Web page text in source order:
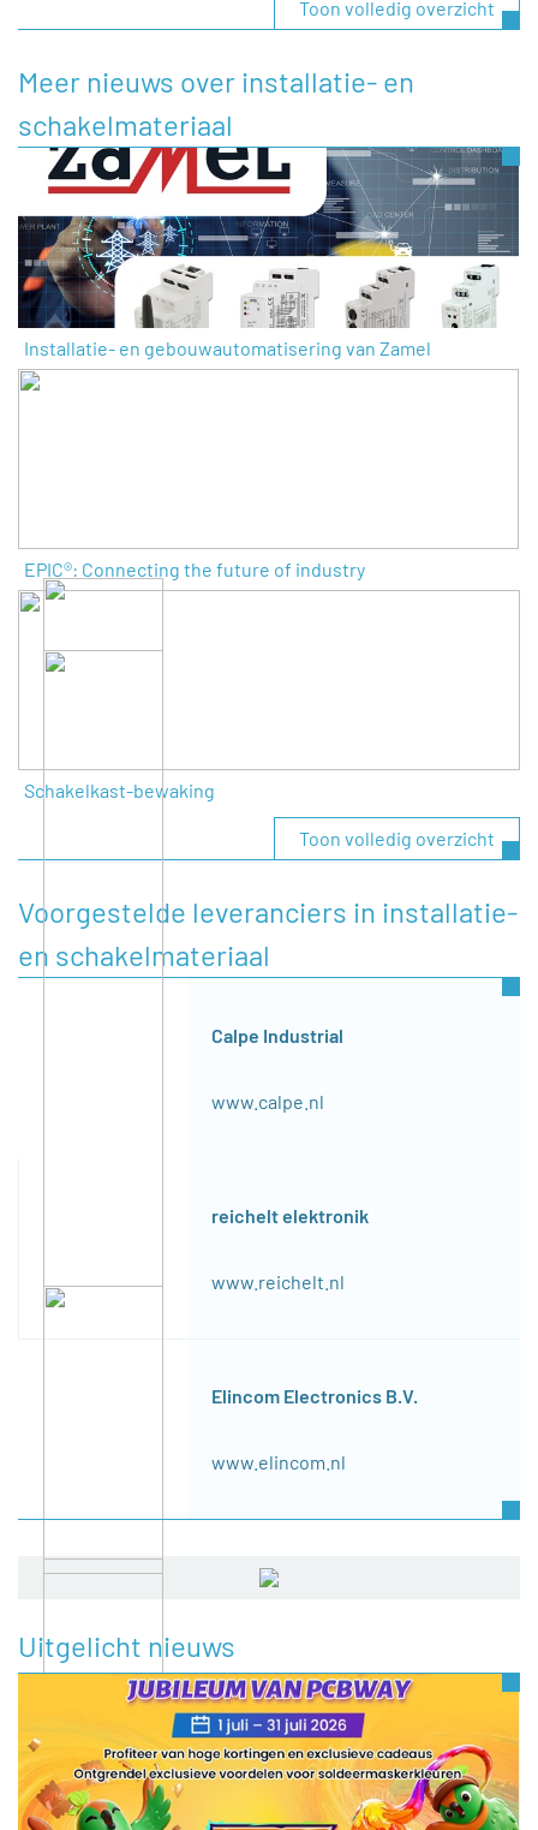
Toon volledig overzicht
Meer nieuws over installatie- en
schakelmateriaal
Installatie- en gebouwautomatisering van Zamel
EPIC®: Connecting the future of industry
Schakelkast-bewaking
Toon volledig overzicht
Voorgestelde leveranciers in installatie-
en schakelmateriaal
Calpe Industrial
www.calpe.nl
reichelt elektronik
www.reichelt.nl
Elincom Electronics B.V.
www.elincom.nl
Uitgelicht nieuws